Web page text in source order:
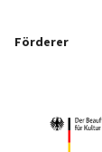
Förderer